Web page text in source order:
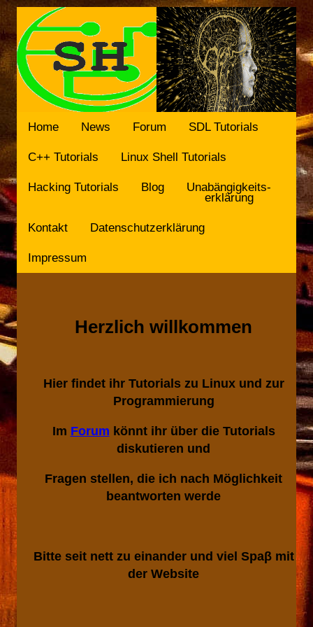
Home News Forum SDL Tutorials
C++ Tutorials Linux Shell Tutorials
Hacking Tutorials Blog Unabängigkeits-
erklärung
Kontakt Datenschutzerklärung
Impressum
Herzlich willkommen
Hier findet ihr Tutorials zu Linux und zur
Programmierung
Im Forum könnt ihr über die Tutorials
diskutieren und
Fragen stellen, die ich nach Möglichkeit
beantworten werde
Bitte seit nett zu einander und viel Spaβ mit
der Website